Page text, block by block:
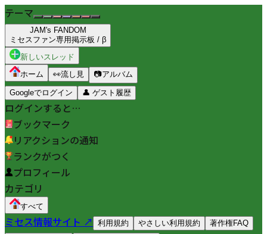
テーマ
JAM's FANDOM
ミセスファン専用掲示板 / β
新しいスレッド
ホーム
👀流し見 📷アルバム
Googleでログイン 👤 ゲスト履歴
ログインすると…
ブックマーク
リアクションの通知
ランクがつく
プロフィール
カテゴリ
すべて
ミセス情報サイト ↗ 利用規約 やさしい利用規約
著作権FAQ